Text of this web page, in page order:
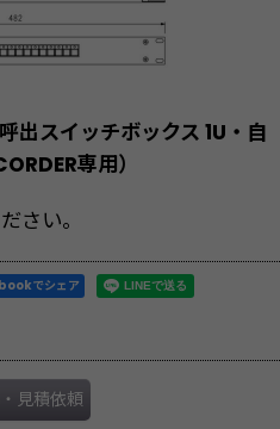
出スイッチボックス 1U・自
専用）
さい。
でシェア
見積依頼